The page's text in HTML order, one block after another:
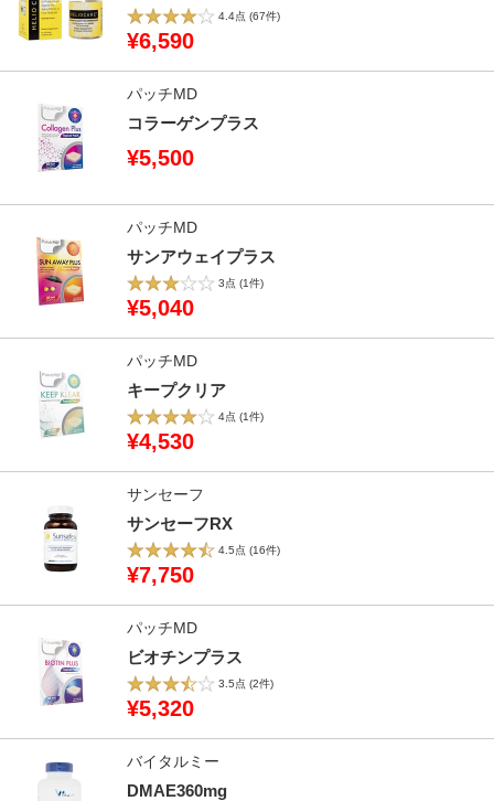
4.4点 (67件)
¥6,590
パッチMD
コラーゲンプラス
¥5,500
パッチMD
サンアウェイプラス
3点 (1件)
¥5,040
パッチMD
キープクリア
4点 (1件)
¥4,530
サンセーフ
サンセーフRX
4.5点 (16件)
¥7,750
パッチMD
ビオチンプラス
3.5点 (2件)
¥5,320
バイタルミー
DMAE360mg